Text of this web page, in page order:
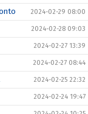
2024-02-29 08:00
2024-02-28 09:03
2024-02-27 13:39
2024-02-27 08:44
2024-02-25 22:32
2024-02-24 19:47